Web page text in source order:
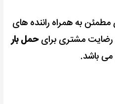
مطمئن به همراه راننده های
رضایت مشتری برایحمل بار
می باشد.